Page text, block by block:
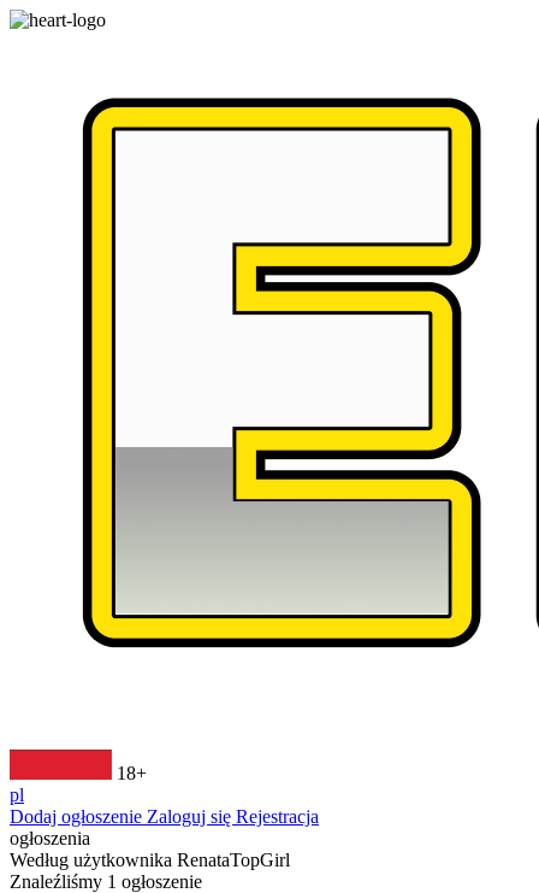
18+
pl
Dodaj ogłoszenie Zaloguj się Rejestracja
ogłoszenia
Według użytkownika RenataTopGirl
Znaleźliśmy 1 ogłoszenie